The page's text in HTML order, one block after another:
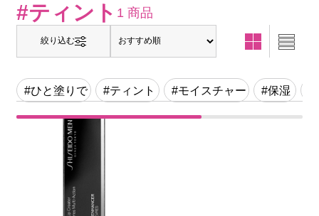
#ティント 1 商品
絞り込む
#ひと塗りで #ティント #モイスチャー #保湿